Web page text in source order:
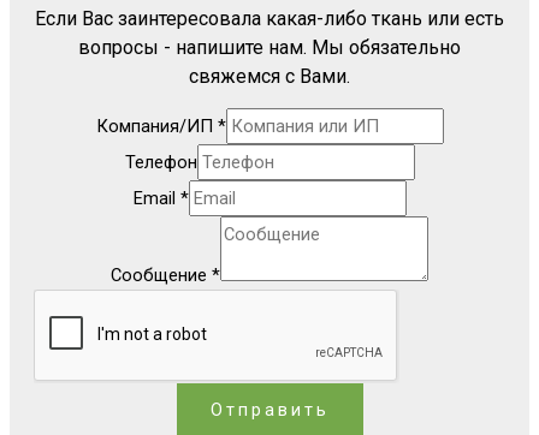
Если Вас заинтересовала какая-либо ткань или есть
вопросы - напишите нам. Мы обязательно
свяжемся с Вами.
Компания/ИП *
Телефон
Email *
Сообщение *
Отправить